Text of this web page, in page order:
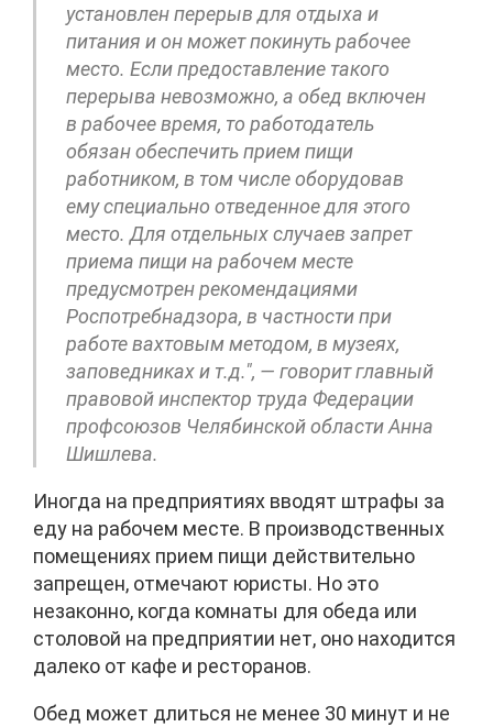
установлен перерыв для отдыха и
питания и он может покинуть рабочее
место. Если предоставление такого
перерыва невозможно, а обед включен
в рабочее время, то работодатель
обязан обеспечить прием пищи
работником, в том числе оборудовав
ему специально отведенное для этого
место. Для отдельных случаев запрет
приема пищи на рабочем месте
предусмотрен рекомендациями
Роспотребнадзора, в частности при
работе вахтовым методом, в музеях,
заповедниках и т.д.", — говорит главный
правовой инспектор труда Федерации
профсоюзов Челябинской области Анна
Шишлева.
Иногда на предприятиях вводят штрафы за
еду на рабочем месте. В производственных
помещениях прием пищи действительно
запрещен, отмечают юристы. Но это
незаконно, когда комнаты для обеда или
столовой на предприятии нет, оно находится
далеко от кафе и ресторанов.
Обед может длиться не менее 30 минут и не